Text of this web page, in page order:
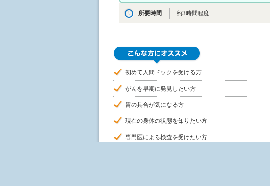
所要時間 約3時間程度
初めて人間ドックを受ける方
がんを早期に発見したい方
胃の具合が気になる方
現在の身体の状態を知りたい方
専門医による検査を受けたい方